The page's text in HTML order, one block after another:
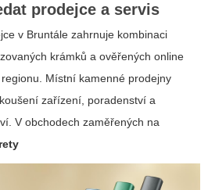
prodejce a servis
v Bruntále zahrnuje kombinaci
krámků a ověřených online
Místní kamenné prodejny
zařízení, poradenství a
V obchodech zaměřených na